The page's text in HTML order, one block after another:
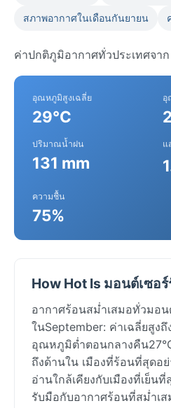
สภาพอากาศในเดือนกันยายน
ค่าปกติภูมิอากาศทั่วประเทศจา
อุณหภูมิสูงเฉลี่ย
29°C
อุ
ปริมาณน้ำฝน
131 mm
แ
ความชื้น
75%
How Hot Is มอนต์เซอ
อากาศร้อนสม่ำเสมอทั่วมอน
ในSeptember: ค่าเฉลี่ยสูง
อุณหภูมิต่ำตอนกลางคืน
ถึงด้านใน เมืองที่ร้อนที่สุดอ
อ่านใกล้เคียงกับเมืองที่เย็น
รับมือกับอากาศร้อนที่สม่ำเส